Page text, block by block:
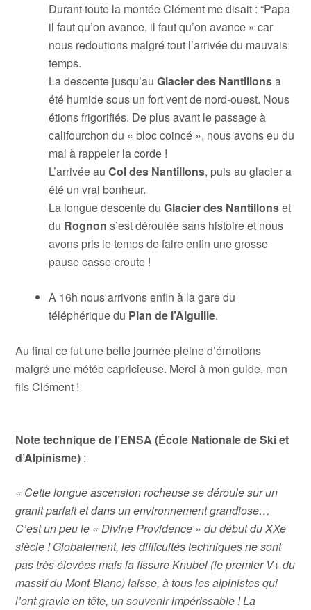
Durant toute la montée Clément me disait : “Papa
il faut qu’on avance, il faut qu’on avance » car
nous redoutions malgré tout l’arrivée du mauvais
temps.
La descente jusqu’auGlacier des Nantillonsa
été humide sous un fort vent de nord-ouest. Nous
étions frigorifiés. De plus avant le passage à
califourchon du « bloc coincé », nous avons eu du
mal à rappeler la corde !
L’arrivée auCol des Nantillons, puis au glacier a
été un vrai bonheur.
La longue descente duGlacier des Nantillonset
du Rognon s’est déroulée sans histoire et nous
avons pris le temps de faire enfin une grosse
pause casse-croute !
A 16h nous arrivons enfin à la gare du
téléphérique du Plan de l’Aiguille.
Au final ce fut une belle journée pleine d’émotions
malgré une météo capricieuse. Merci à mon guide, mon
fils Clément !
Note technique de l’ENSA (École Nationale de Ski et
d’Alpinisme) :
« Cette longue ascension rocheuse se déroule sur un
granit parfait et dans un environnement grandiose…
C’est un peu le « Divine Providence » du début du XXe
siècle ! Globalement, les difficultés techniques ne sont
pas très élevées mais la fissure Knubel (le premier V+ du
massif du Mont-Blanc) laisse, à tous les alpinistes qui
l’ont gravie en tête, un souvenir impérissable !La